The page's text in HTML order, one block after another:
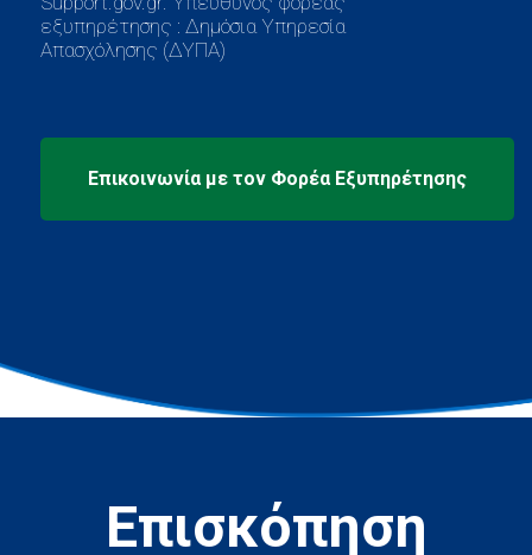
εξυπηρέτησης : Δημόσια Υπηρεσία
Απασχόλησης (ΔΥΠΑ)
Επισκόπηση